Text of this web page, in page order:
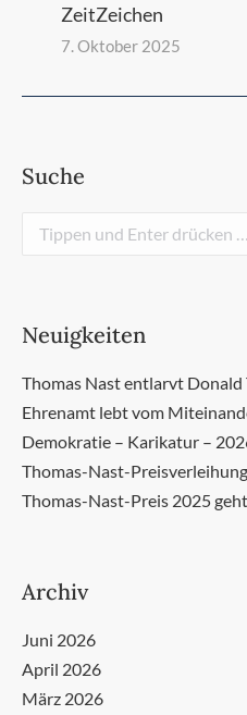
ZeitZeichen
7. Oktober 2025
Suche
Search:
Neuigkeiten
Thomas Nast entlarvt Donald
Ehrenamt lebt vom
Demokratie – Karikatur –
Thomas-Nast-
Thomas-Nast-Preis 2025
Archiv
Juni 2026
April 2026
März 2026